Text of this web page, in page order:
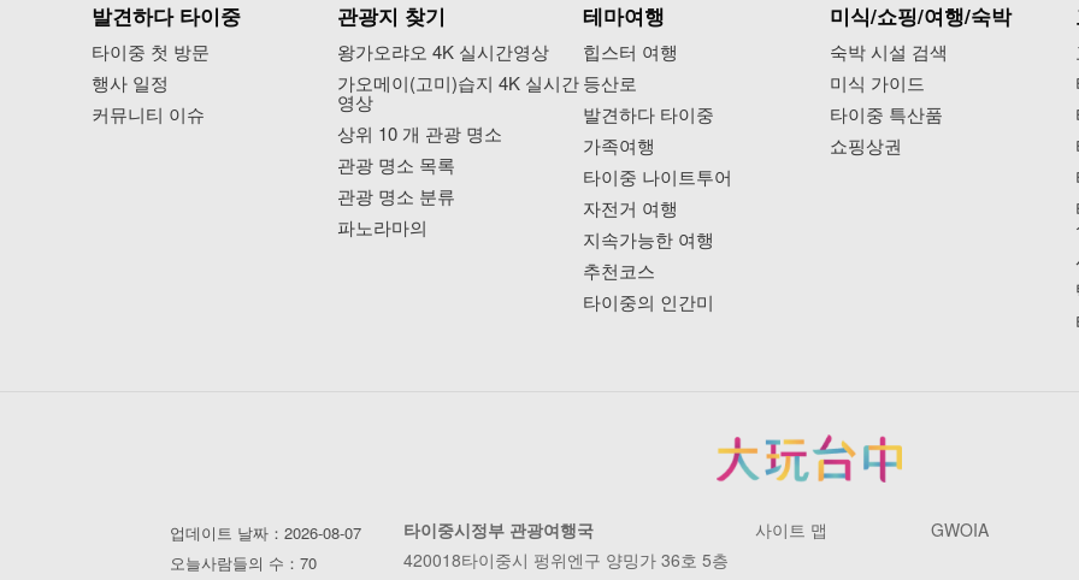
발견하다 타이중
타이중 첫 방문
행사 일정
커뮤니티 이슈
관광지 찾기
왕가오랴오 4K 실시간영상
가오메이(고미)습지 4K 실시간
영상
상위 10 개 관광 명소
관광 명소 목록
관광 명소 분류
파노라마의
테마여행
힙스터 여행
등산로
발견하다 타이중
가족여행
타이중 나이트투어
자전거 여행
지속가능한 여행
추천코스
타이중의 인간미
미식/쇼핑/여행/숙박
숙박 시설 검색
미식 가이드
타이중 특산품
쇼핑상권
업데이트 날짜：2026-08-07
오늘사람들의 수：70
타이중시정부 관광여행국
420018타이중시 펑위엔구 양밍가 36호 5층
사이트 맵 GWOIA